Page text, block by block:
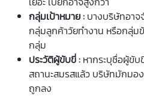
กลุ่มเป้าหมาย : บางบริษัทอาจ
กลุ่มลูกค้าวัยทำงาน หรือกลุ่มข้
กลุ่ม
ประวัติผู้ขับขี่ : หากระบุชื่อผู้ขั
สถานะสมรสแล้ว บริษัทมักมอ
ถูกลง